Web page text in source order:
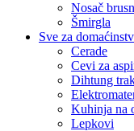
Nosač
Šmirgla
Sve za
Cerade
Cevi za
Dihtung
Kuhinja na
Lepkovi